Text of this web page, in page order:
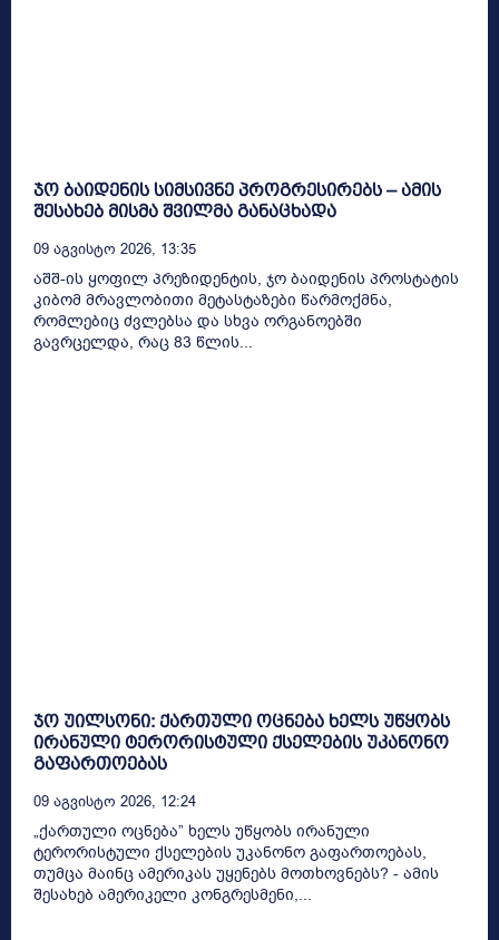
ჯო ბაიდენის სიმსივნე პროგრესირებს – ამის
შესახებ მისმა შვილმა განაცხადა
09 Აგვისტო 2026, 13:35
აშშ-ის ყოფილ პრეზიდენტის, ჯო ბაიდენის პროსტატის
კიბომ მრავლობითი მეტასტაზები წარმოქმნა,
რომლებიც ძვლებსა და სხვა ორგანოებში
გავრცელდა, რაც 83 წლის...
ჯო უილსონი: ქართული ოცნება ხელს უწყობს
ირანული ტერორისტული ქსელების უკანონო
გაფართოებას
09 Აგვისტო 2026, 12:24
„ქართული ოცნება” ხელს უწყობს ირანული
ტერორისტული ქსელების უკანონო გაფართოებას,
თუმცა მაინც ამერიკას უყენებს მოთხოვნებს? - ამის
შესახებ ამერიკელი კონგრესმენი,...